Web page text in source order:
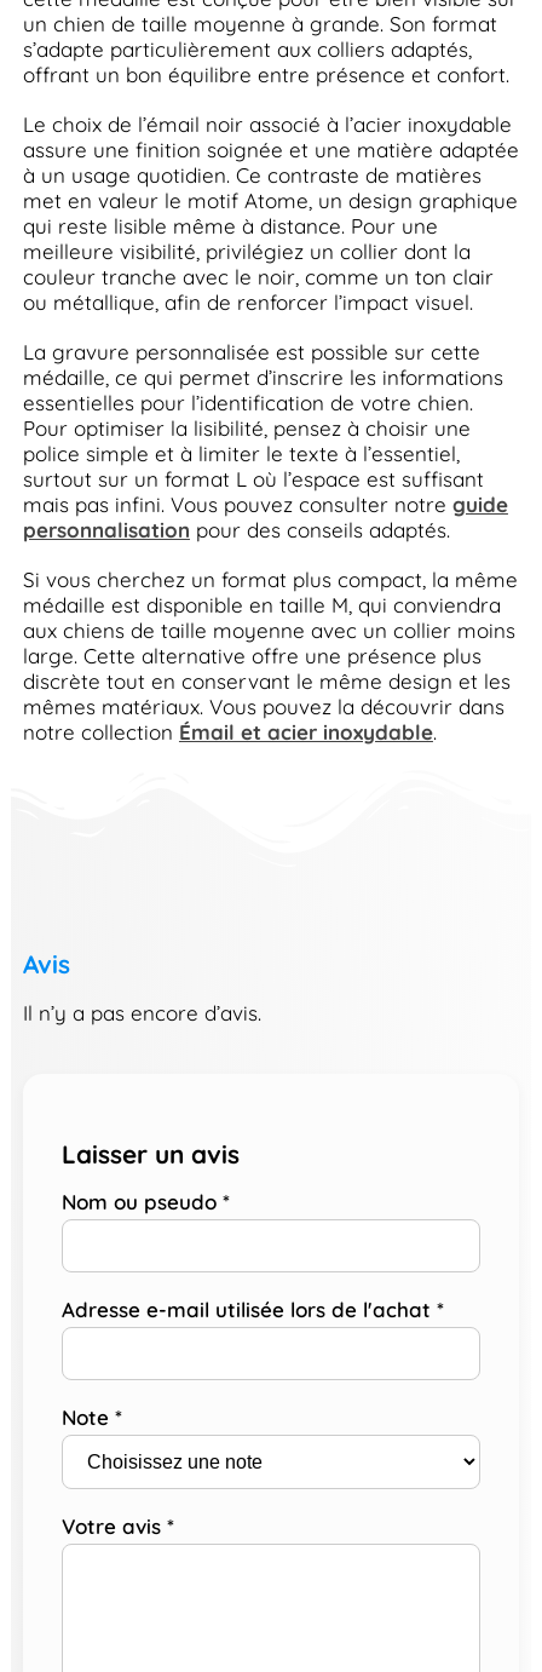
un chien de taille moyenne à grande. Son format
s’adapte particulièrement aux colliers adaptés,
offrant un bon équilibre entre présence et confort.
Le choix de l’émail noir associé à l’acier inoxydable
assure une finition soignée et une matière adaptée
à un usage quotidien. Ce contraste de matières
met en valeur le motif Atome, un design graphique
qui reste lisible même à distance. Pour une
meilleure visibilité, privilégiez un collier dont la
couleur tranche avec le noir, comme un ton clair
ou métallique, afin de renforcer l’impact visuel.
La gravure personnalisée est possible sur cette
médaille, ce qui permet d’inscrire les informations
essentielles pour l’identification de votre chien.
Pour optimiser la lisibilité, pensez à choisir une
police simple et à limiter le texte à l’essentiel,
surtout sur un format L où l’espace est suffisant
mais pas infini. Vous pouvez consulter notre guide
personnalisation pour des conseils adaptés.
Si vous cherchez un format plus compact, la même
médaille est disponible en taille M, qui conviendra
aux chiens de taille moyenne avec un collier moins
large. Cette alternative offre une présence plus
discrète tout en conservant le même design et les
mêmes matériaux. Vous pouvez la découvrir dans
notre collection Émail et acier inoxydable.
Avis
Il n’y a pas encore d’avis.
Laisser un avis
Nom ou pseudo *
Adresse e-mail utilisée lors de l'achat *
Note *
Votre avis *